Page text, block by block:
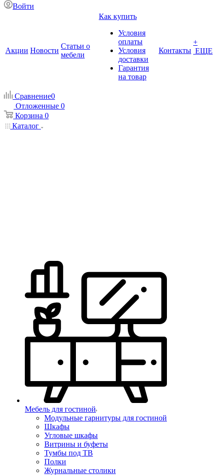
Войти
Акции Новости
Статьи о
мебели
Как купить
Условия
оплаты
Условия
доставки
Гарантия
на товар
Контакты
+
ЕЩЕ
Сравнение0
Отложенные 0
Корзина 0
Каталог
Мебель для гостиной
Модульные гарнитуры для гостиной
Шкафы
Угловые шкафы
Витрины и буфеты
Тумбы под ТВ
Полки
Журнальные столики